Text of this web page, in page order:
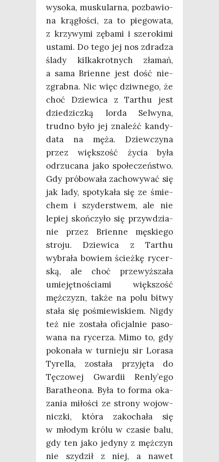
wyso­ka, musku­lar­na, pozba­wio­
na krą­gło­ści, za to pie­go­wa­ta,
z krzy­wy­mi zęba­mi i sze­ro­ki­mi
usta­mi. Do tego jej nos zdra­dza
śla­dy kil­ka­krot­nych zła­mań,
a sama Brien­ne jest dość nie­
zgrab­na. Nic więc dziw­ne­go, że
choć Dzie­wi­ca z Tar­thu jest
dzie­dzicz­ką lor­da Sel­wy­na,
trud­no było jej zna­leźć kan­dy­
da­ta na męża. Dziew­czy­na
przez więk­szość życia była
odrzu­ca­na jako spo­łe­czeń­stwo.
Gdy pró­bo­wa­ła zacho­wy­wać się
jak lady, spo­ty­ka­ła się ze śmie­
chem i szy­der­stwem, ale nie
lepiej skoń­czy­ło się przy­wdzia­
nie przez Brien­ne męskie­go
stro­ju. Dzie­wi­ca z Tar­thu
wybra­ła bowiem ścież­kę rycer­
ską, ale choć prze­wyż­sza­ła
umie­jęt­no­ścia­mi więk­szość
męż­czyzn, tak­że na polu bitwy
sta­ła się pośmie­wi­skiem. Nigdy
też nie zosta­ła ofi­cjal­nie paso­
wa­na na ryce­rza. Mimo to, gdy
poko­na­ła w tur­nie­ju sir Lora­sa
Tyrel­la, zosta­ła przy­ję­ta do
Tęczo­wej Gwar­dii Ren­ly­’e­go
Bara­the­ona. Była to for­ma oka­
za­nia miło­ści ze stro­ny wojow­
nicz­ki, któ­ra zako­cha­ła się
w mło­dym kró­lu w cza­sie balu,
gdy ten jako jedy­ny z męż­czyn
nie szy­dził z niej, a nawet